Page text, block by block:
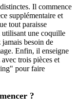
Il commence
supplémentaire et
tout paraisse
une coquille
besoin de
Enfin, il enseigne
trois pièces et
pour faire
?